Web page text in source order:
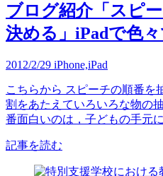
ブログ紹介「スピ
決める」iPadで色
2012/2/29 iPhone,iPad
こちらから スピーチの順番を
割をあたえていろいろな物の
番面白いのは，子どもの手元
記事を読む